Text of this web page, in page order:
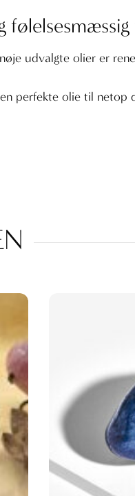
udvalgte olier er
perfekte olie til netop